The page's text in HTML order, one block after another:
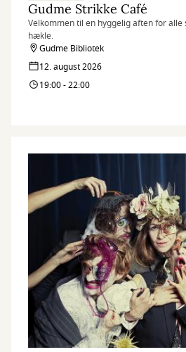
Gudme Strikke Café
Velkommen til en hyggelig aften for
hækle.
Gudme Bibliotek
12. august 2026
19:00 - 22:00